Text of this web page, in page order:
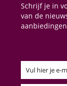
Schrijf je in
van de
Email
Vul hier je e-